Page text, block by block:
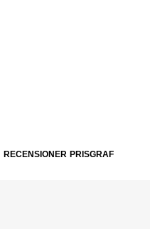
RECENSIONER PRISGRAF